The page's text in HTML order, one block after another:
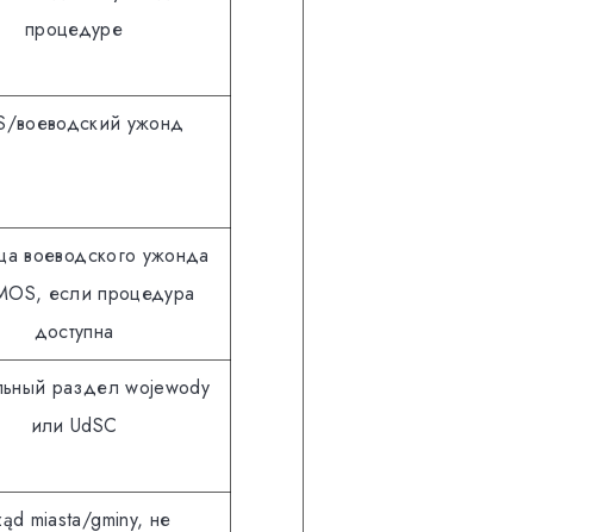
процедуре
воеводский ужонд
воеводского ужонда
если процедура
доступна
раздел wojewody
или UdSC
miasta/gminy, не